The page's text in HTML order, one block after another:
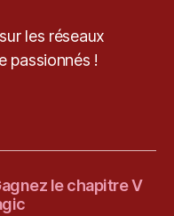
les réseaux
passionnés !
le chapitre V